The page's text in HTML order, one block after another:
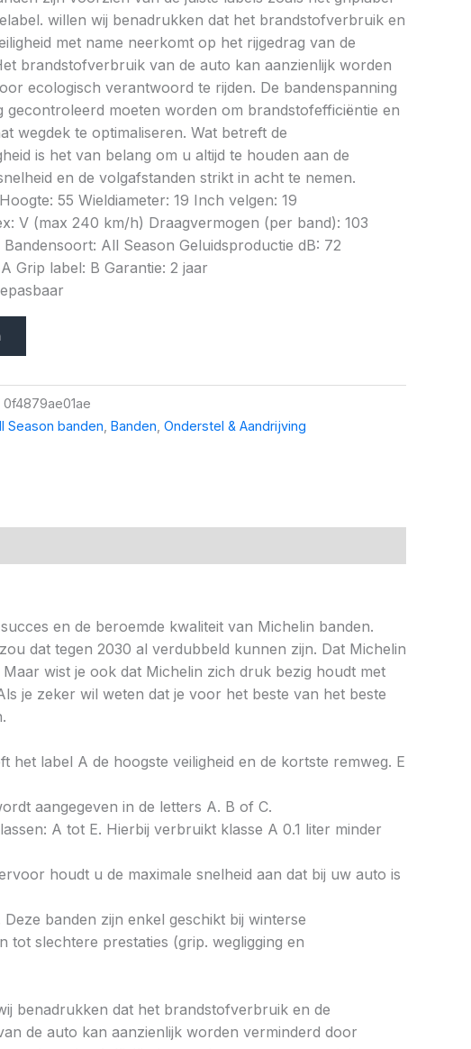
willen wij benadrukken dat het brandstofverbruik en
met name neerkomt op het rijgedrag van de
brandstofverbruik van de auto kan aanzienlijk worden
ecologisch verantwoord te rijden. De bandenspanning
gecontroleerd moeten worden om brandstofefficiëntie en
wegdek te optimaliseren. Wat betreft de
is het van belang om u altijd te houden aan de
en de volgafstanden strikt in acht te nemen.
55 Wieldiameter: 19 Inch velgen: 19
V (max 240 km/h) Draagvermogen (per band): 103
All Season Geluidsproductie dB: 72
Grip label: B Garantie: 2 jaar
0f4879ae01ae
Season banden Banden Onderstel & Aandrijving
en de beroemde kwaliteit van Michelin banden.
dat tegen 2030 al verdubbeld kunnen zijn. Dat Michelin
wist je ook dat Michelin zich druk bezig houdt met
je zeker wil weten dat je voor het beste van het beste
label A de hoogste veiligheid en de kortste remweg. E
aangegeven in de letters A. B of C.
A tot E. Hierbij verbruikt klasse A 0.1 liter minder
houdt u de maximale snelheid aan dat bij uw auto is
banden zijn enkel geschikt bij winterse
tot slechtere prestaties (grip. wegligging en
benadrukken dat het brandstofverbruik en de
de auto kan aanzienlijk worden verminderd door